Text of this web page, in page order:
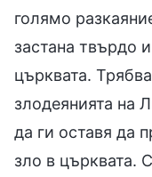
голямо
застана твърдо
църквата.
злодеянията на
да ги оставя да
зло в църквата.